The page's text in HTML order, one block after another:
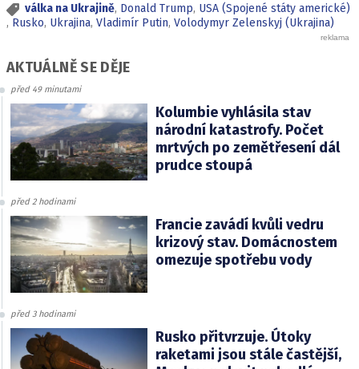
válka na Ukrajině, Donald Trump, USA (Spojené státy americké)
, Rusko, Ukrajina, Vladimír Putin, Volodymyr Zelenskyj (Ukrajina)
AKTUÁLNĚ SE DĚJE
před 49 minutami
Kolumbie vyhlásila stav
národní katastrofy. Počet
mrtvých po zemětřesení dál
prudce stoupá
před 2 hodinami
Francie zavádí kvůli vedru
krizový stav. Domácnostem
omezuje spotřebu vody
před 3 hodinami
Rusko přitvrzuje. Útoky
raketami jsou stále častější,